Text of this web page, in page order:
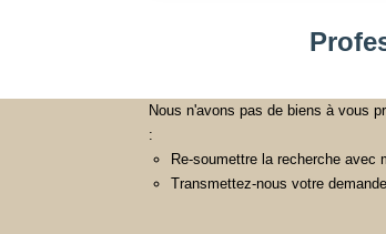
Nous n'avons pas de biens à vous
:
Re-soumettre la recherche avec
Transmettez-nous votre demande